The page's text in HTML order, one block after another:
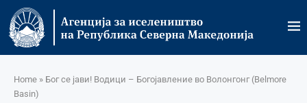
Home » Бог се јави! Водици – Богојавление во Волонгонг (Belmore
Basin)